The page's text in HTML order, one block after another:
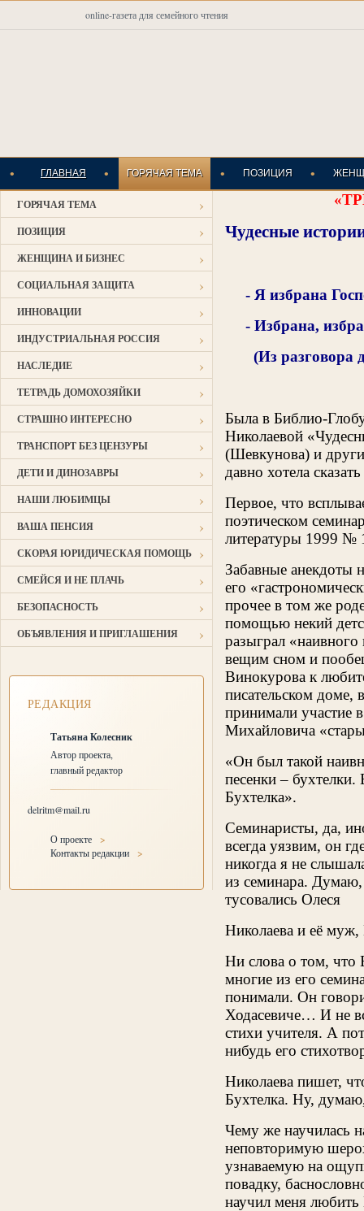
online-газета для семейного чтения
• ГЛАВНАЯ • ГОРЯЧАЯ ТЕМА • ПОЗИЦИЯ •
ИНДУСТРИАЛЬНАЯ
ГОРЯЧАЯ ТЕМА ›
ПОЗИЦИЯ ›
ЖЕНЩИНА И БИЗНЕС ›
СОЦИАЛЬНАЯ ЗАЩИТА ›
ИННОВАЦИИ ›
ИНДУСТРИАЛЬНАЯ РОССИЯ ›
НАСЛЕДИЕ ›
ТЕТРАДЬ ДОМОХОЗЯЙКИ ›
СТРАШНО ИНТЕРЕСНО ›
ТРАНСПОРТ БЕЗ ЦЕНЗУРЫ ›
ДЕТИ И ДИНОЗАВРЫ ›
НАШИ ЛЮБИМЦЫ ›
ВАША ПЕНСИЯ ›
СКОРАЯ ЮРИДИЧЕСКАЯ ПОМОЩЬ ›
СМЕЙСЯ И НЕ ПЛАЧЬ ›
БЕЗОПАСНОСТЬ ›
ОБЪЯВЛЕНИЯ И ПРИГЛАШЕНИЯ ›
РЕДАКЦИЯ
Татьяна Колесник
Автор проекта,
главный редактор
delritm@mail.ru
О проекте
>
Контакты редакции
>
Чудесные
- Я избрана
- Избрана,
(Из разговора
Была в Библио-
Николаевой
(Шевкунова) и
давно хотела
Первое, что
поэтическом
литературы 1999 №
Забавные анекдоты
его
прочее в том же
помощью некий
разыграл
вещим сном и
Винокурова к
писательском доме,
принимали участие
Михайловича
«Он был такой
песенки –
Бухтелка».
Семинаристы, да,
всегда уязвим, он
никогда я не
из семинара. Думаю,
тусовались Олеся
Николаева и её муж,
Ни слова о том,
многие из его
понимали. Он
Ходасевиче… И не
стихи учителя. А
нибудь его
Николаева пишет,
Бухтелка. Ну,
Чему же научилась
неповторимую
узнаваемую на
повадку,
научил меня